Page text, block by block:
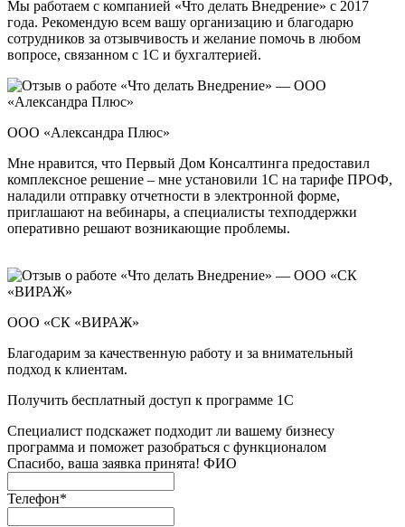
Мы работаем с компанией «Что делать Внедрение» с 2017
года. Рекомендую всем вашу организацию и благодарю
сотрудников за отзывчивость и желание помочь в любом
вопросе, связанном с 1С и бухгалтерией.
ООО «Александра Плюс»
Мне нравится, что Первый Дом Консалтинга предоставил
комплексное решение – мне установили 1С на тарифе ПРОФ,
наладили отправку отчетности в электронной форме,
приглашают на вебинары, а специалисты техподдержки
оперативно решают возникающие проблемы.
ООО «СК «ВИРАЖ»
Благодарим за качественную работу и за внимательный
подход к клиентам.
Получить бесплатный доступ к программе 1С
Специалист подскажет подходит ли вашему бизнесу
программа и поможет разобраться с функционалом
Спасибо, ваша заявка принята! ФИО
Телефон*